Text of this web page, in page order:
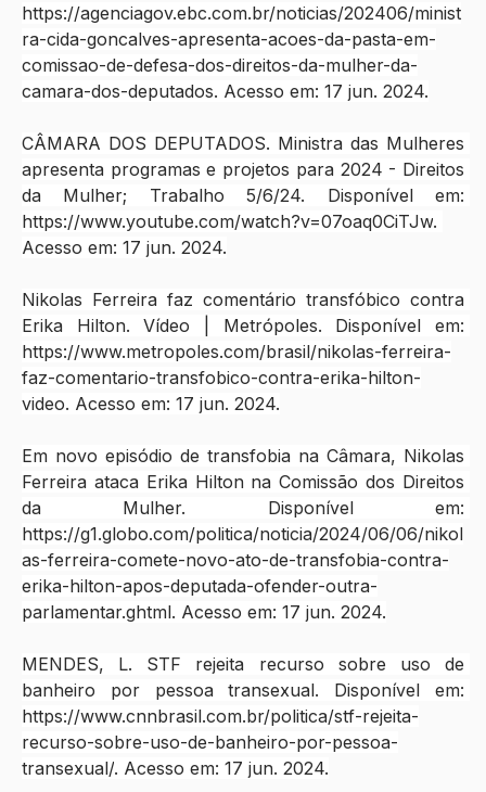
https://agenciagov.ebc.com.br/noticias/202406/minist
ra-cida-goncalves-apresenta-acoes-da-pasta-em-
comissao-de-defesa-dos-direitos-da-mulher-da-
camara-dos-deputados. Acesso em: 17 jun. 2024.
‌CÂMARA DOS DEPUTADOS. Ministra das Mulheres
apresenta programas e projetos para 2024 - Direitos
https://www.youtube.com/watch?v=07oaq0CiTJw.
Acesso em: 17 jun. 2024.
Nikolas Ferreira faz comentário transfóbico contra
https://www.metropoles.com/brasil/nikolas-ferreira-
faz-comentario-transfobico-contra-erika-hilton-
video. Acesso em: 17 jun. 2024.
Em novo episódio de transfobia na Câmara, Nikolas
Ferreira ataca Erika Hilton na Comissão dos Direitos
https://g1.globo.com/politica/noticia/2024/06/06/nikol
as-ferreira-comete-novo-ato-de-transfobia-contra-
erika-hilton-apos-deputada-ofender-outra-
parlamentar.ghtml. Acesso em: 17 jun. 2024.
MENDES, L. STF rejeita recurso sobre uso de
https://www.cnnbrasil.com.br/politica/stf-rejeita-
recurso-sobre-uso-de-banheiro-por-pessoa-
transexual/. Acesso em: 17 jun. 2024.